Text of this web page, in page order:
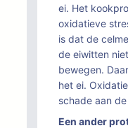
ei. Het
oxidatieve
is dat de
de eiwitten
bewegen.
het ei.
schade aan de
Een ander